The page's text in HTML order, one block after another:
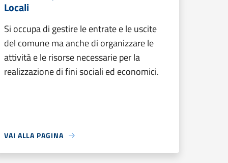
Locali
Si occupa di gestire le entrate e le uscite
del comune ma anche di organizzare le
attività e le risorse necessarie per la
realizzazione di fini sociali ed economici.
VAI ALLA PAGINA